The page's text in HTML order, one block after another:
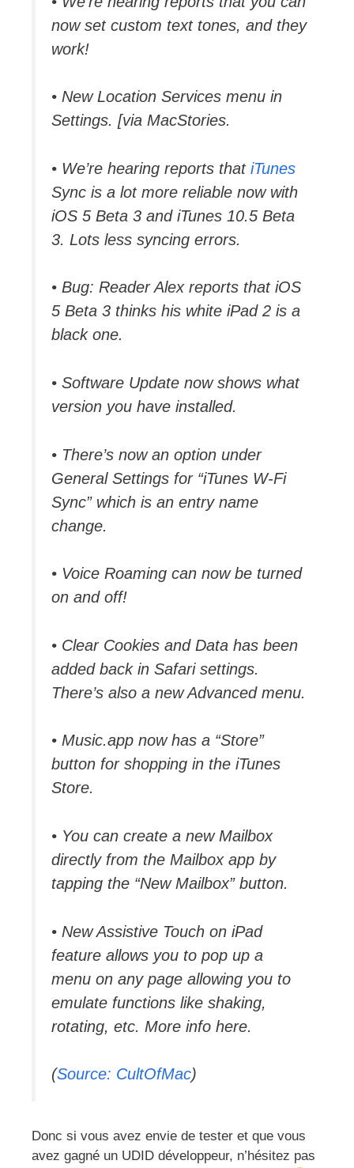
now set custom text tones, and they
work!
• New Location Services menu in
Settings. [via MacStories.
• We’re hearing reports that iTunes
Sync is a lot more reliable now with
iOS 5 Beta 3 and iTunes 10.5 Beta
3. Lots less syncing errors.
• Bug: Reader Alex reports that iOS
5 Beta 3 thinks his white iPad 2 is a
black one.
• Software Update now shows what
version you have installed.
• There’s now an option under
General Settings for “iTunes W-Fi
Sync” which is an entry name
change.
• Voice Roaming can now be turned
on and off!
• Clear Cookies and Data has been
added back in Safari settings.
There’s also a new Advanced menu.
• Music.app now has a “Store”
button for shopping in the iTunes
Store.
• You can create a new Mailbox
directly from the Mailbox app by
tapping the “New Mailbox” button.
• New Assistive Touch on iPad
feature allows you to pop up a
menu on any page allowing you to
emulate functions like shaking,
rotating, etc. More info here.
(Source: CultOfMac)
Donc si vous avez envie de tester et que vous
avez gagné un UDID développeur, n’hésitez pas